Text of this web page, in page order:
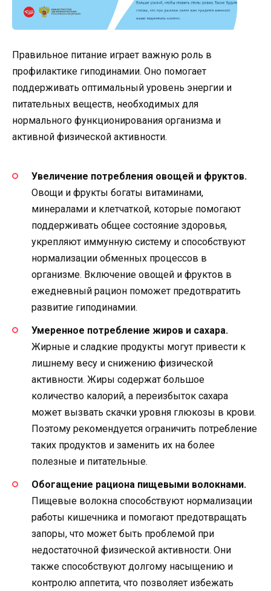
Правильное питание играет важную роль в
профилактике гиподинамии. Оно помогает
поддерживать оптимальный уровень энергии и
питательных веществ, необходимых для
нормального функционирования организма и
активной физической активности.
Увеличение потребления овощей и фруктов.
Овощи и фрукты богаты витаминами,
минералами и клетчаткой, которые помогают
поддерживать общее состояние здоровья,
укрепляют иммунную систему и способствуют
нормализации обменных процессов в
организме. Включение овощей и фруктов в
ежедневный рацион поможет предотвратить
развитие гиподинамии.
Умеренное потребление жиров и сахара.
Жирные и сладкие продукты могут привести к
лишнему весу и снижению физической
активности. Жиры содержат большое
количество калорий, а переизбыток сахара
может вызвать скачки уровня глюкозы в крови.
Поэтому рекомендуется ограничить потребление
таких продуктов и заменить их на более
полезные и питательные.
Обогащение рациона пищевыми волокнами.
Пищевые волокна способствуют нормализации
работы кишечника и помогают предотвращать
запоры, что может быть проблемой при
недостаточной физической активности. Они
также способствуют долгому насыщению и
контролю аппетита, что позволяет избежать